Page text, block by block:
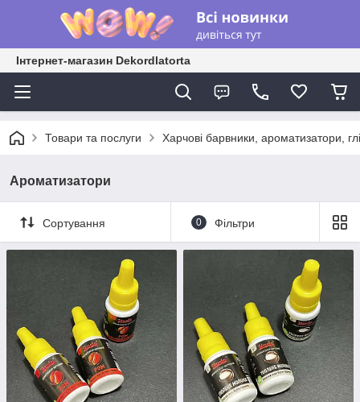
Інтернет-магазин Dekordlatorta
Товари та послуги Харчові барвники, ароматизатори,
Ароматизатори
Сортування 0 Фільтри